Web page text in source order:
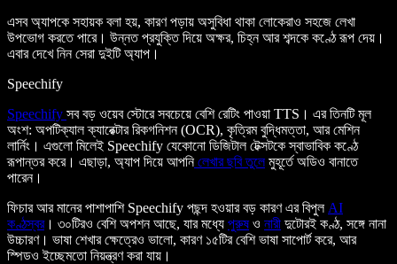
এসব অ্যাপকে সহায়ক বলা হয়, কারণ পড়ায় অসুবিধা থাকা লোকেরাও সহজে লেখা
উপভোগ করতে পারে। উন্নত প্রযুক্তি দিয়ে অক্ষর, চিহ্ন আর শব্দকে কণ্ঠে রূপ দেয়।
এবার দেখে নিন সেরা দুইটি অ্যাপ।
Speechify
Speechify সব বড় ওয়েব স্টোরে সবচেয়ে বেশি রেটিং পাওয়া TTS। এর তিনটি মূল
অংশ: অপটিক্যাল ক্যারেক্টার রিকগনিশন (OCR), কৃত্রিম বুদ্ধিমত্তা, আর মেশিন
লার্নিং। এগুলো মিলেই Speechify যেকোনো ডিজিটাল টেক্সটকে স্বাভাবিক কণ্ঠে
রূপান্তর করে। এছাড়া, অ্যাপ দিয়ে আপনিলেখার ছবি তুলেমুহূর্তে অডিও বানাতে
পারেন।
ফিচার আর মানের পাশাপাশি Speechify পছন্দ হওয়ার বড় কারণ এর বিপুল AI
কণ্ঠস্বর। ৩০টিরও বেশি অপশন আছে, যার মধ্যে পুরুষও নারী দুটোরই কণ্ঠ, সঙ্গে নানা
উচ্চারণ। ভাষা শেখার ক্ষেত্রেও ভালো, কারণ ১৫টির বেশি ভাষা সাপোর্ট করে, আর
স্পিডও ইচ্ছেমতো নিয়ন্ত্রণ করা যায়।